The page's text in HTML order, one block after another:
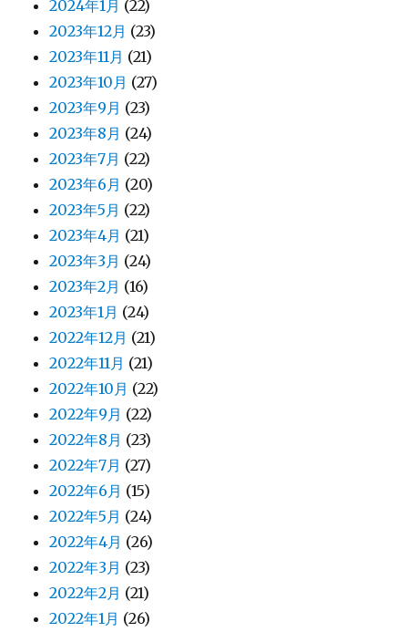
2024年1月 (22)
2023年12月 (23)
2023年11月 (21)
2023年10月 (27)
2023年9月 (23)
2023年8月 (24)
2023年7月 (22)
2023年6月 (20)
2023年5月 (22)
2023年4月 (21)
2023年3月 (24)
2023年2月 (16)
2023年1月 (24)
2022年12月 (21)
2022年11月 (21)
2022年10月 (22)
2022年9月 (22)
2022年8月 (23)
2022年7月 (27)
2022年6月 (15)
2022年5月 (24)
2022年4月 (26)
2022年3月 (23)
2022年2月 (21)
2022年1月 (26)